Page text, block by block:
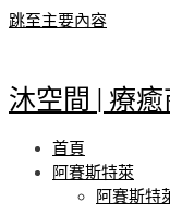
跳至主要內容
沐空間 | 療
首頁
阿賽斯特萊
阿賽斯特